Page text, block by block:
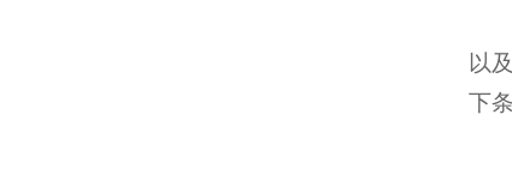
以
下